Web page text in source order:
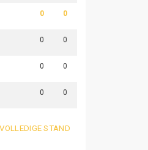
0 0
0 0
0 0
0 0
VOLLEDIGE STAND